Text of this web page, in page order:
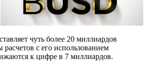
чуть более 20 миллиардов
расчетов с его использованием
к цифре в 7 миллиардов.